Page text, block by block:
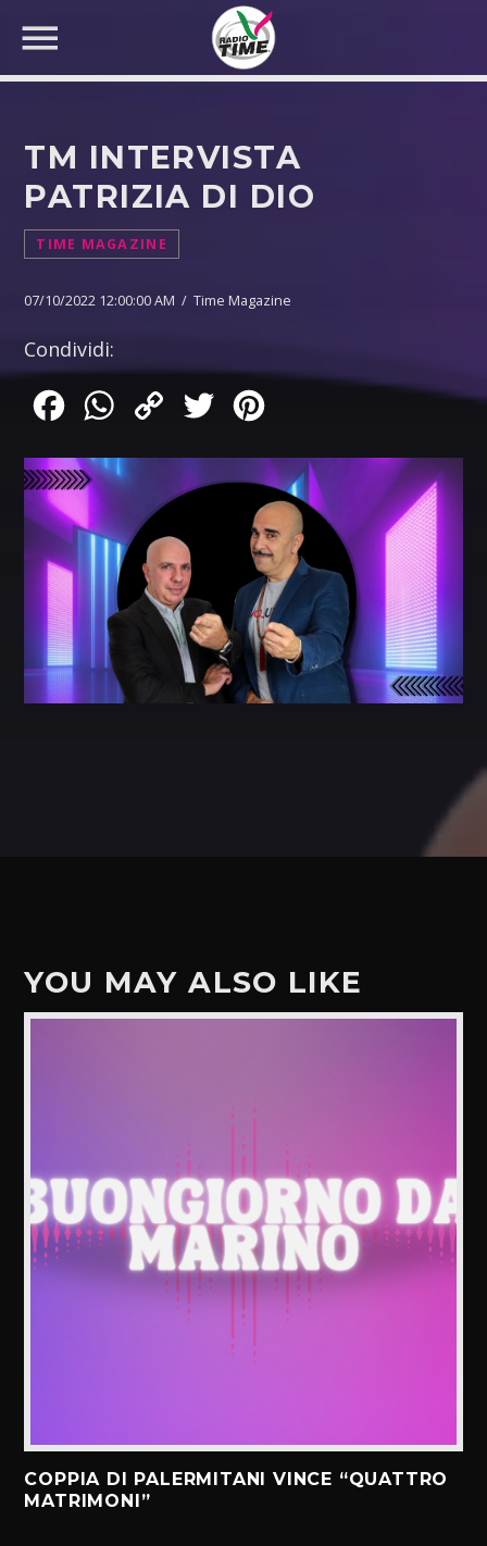
CERCA NEL SITO WEB:
TM INTERVISTA
PATRIZIA DI DIO
TIME MAGAZINE
07/10/2022 12:00:00 AM / Time Magazine
Condividi:
FacebookWhatsApp
Copy
Twitter
YOU MAY ALSO LIKE
COPPIA DI PALERMITANI VINCE “QUATTRO
MATRIMONI”